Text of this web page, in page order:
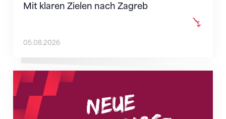
Mit klaren Zielen nach Zagreb
05.08.2026
Neue Empfangszeiten ab 1. August 2026